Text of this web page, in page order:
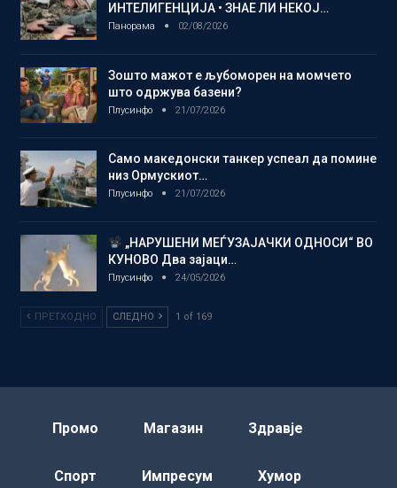
ИНТЕЛИГЕНЦИЈА • ЗНАЕ ЛИ НЕКОЈ…
Панорама 02/08/2026
Зошто мажот е љубоморен на момчето
што одржува базени?
Плусинфо 21/07/2026
Само македонски танкер успеал да помине
низ Ормускиот…
Плусинфо 21/07/2026
„НАРУШЕНИ МЕЃУЗАЈАЧКИ ОДНОСИ“ ВО
КУНОВО Два зајаци…
Плусинфо 24/05/2026
ПРЕТХОДНО СЛЕДНО 1 of 169
Промо Магазин Здравје
Спорт Импресум Хумор